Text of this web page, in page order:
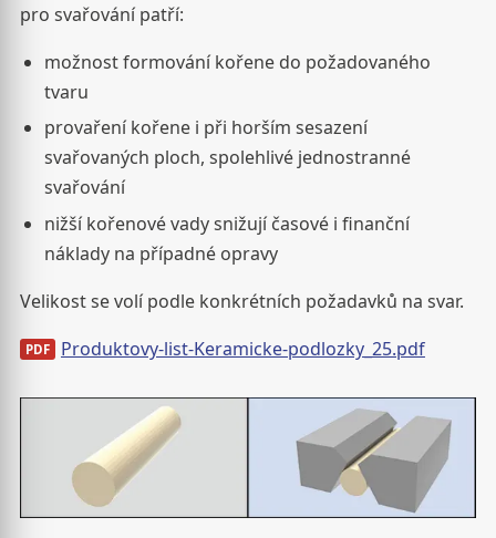
pro svařování patří:
možnost formování kořene do požadovaného
tvaru
provaření kořene i při horším sesazení
svařovaných ploch, spolehlivé jednostranné
svařování
nižší kořenové vady snižují časové i finanční
náklady na případné opravy
Velikost se volí podle konkrétních požadavků na svar.
Produktovy-list-Keramicke-podlozky_25.pdf